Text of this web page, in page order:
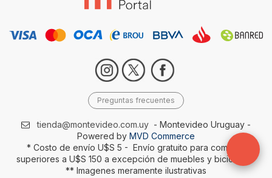
Preguntas frecuentes
tienda@montevideo.com.uy - Montevideo Uruguay -
Powered by MVD Commerce
* Costo de envío U$S 5 - Envío gratuito para compras
superiores a U$S 150 a excepción de muebles y bicicletas-
** Imagenes meramente ilustrativas